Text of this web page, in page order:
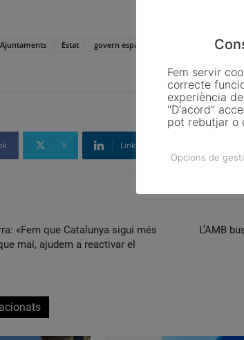
Ajuntaments Estat govern espanyol
X Linkedin
«Fem que Catalunya sigui més
mai, ajudem a reactivar el
L’AMB
Fem servir
correcte
experiència
"D'acord"
pot rebutjar o
Opcions de